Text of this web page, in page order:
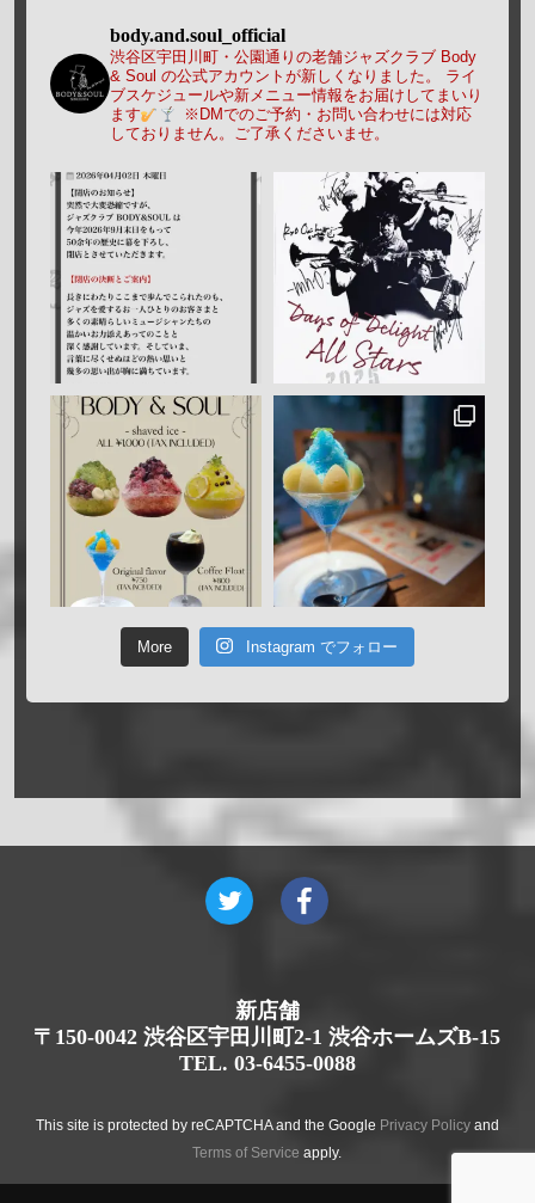
body.and.soul_official
渋谷区宇田川町・公園通りの老舗ジャズクラブ Body
& Soul の公式アカウントが新しくなりました。
ライ
ブスケジュールや新メニュー情報をお届けしてまいり
ます
※DMでのご予約・お問い合わせには対応
しておりません。ご了承くださいませ。
More Instagram でフォロー
新店舗
〒150-0042 渋谷区宇田川町2-1 渋谷ホームズB-15
TEL. 03-6455-0088
This site is protected by reCAPTCHA and the Google Privacy Policyand
Terms of Service apply.